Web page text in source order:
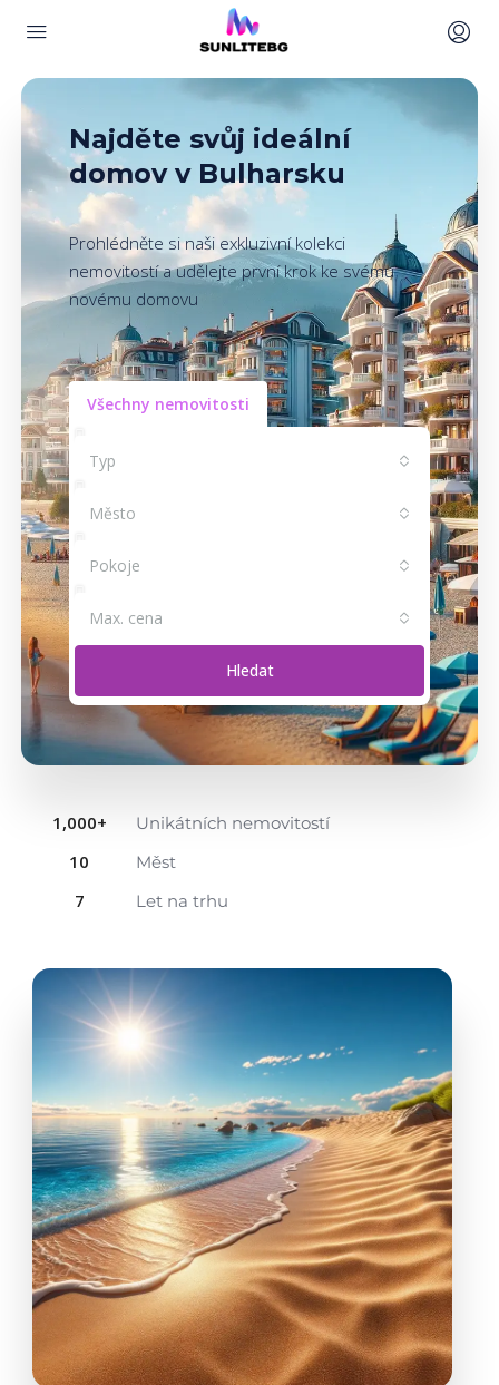
Najděte svůj ideální
domov v Bulharsku
Prohlédněte si naši exkluzivní kolekci
nemovitostí a udělejte první krok ke svému
novému domovu
Všechny nemovitosti
Typ
Město
Pokoje
Max. cena
Hledat
1,000+ Unikátních nemovitostí
10 Měst
7 Let na trhu